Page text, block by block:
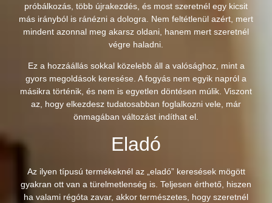
próbálkozás, több újrakezdés, és most szeretnél egy kicsit
más irányból is ránézni a dologra. Nem feltétlenül azért, mert
mindent azonnal meg akarsz oldani, hanem mert szeretnél
végre haladni.
Ez a hozzáállás sokkal közelebb áll a valósághoz, mint a
gyors megoldások keresése. A fogyás nem egyik napról a
másikra történik, és nem is egyetlen döntésen múlik. Viszont
az, hogy elkezdesz tudatosabban foglalkozni vele, már
önmagában változást indíthat el.
Eladó
Az ilyen típusú termékeknél az „eladó” keresések mögött
gyakran ott van a türelmetlenség is. Teljesen érthető, hiszen
ha valami régóta zavar, akkor természetes, hogy szeretnél